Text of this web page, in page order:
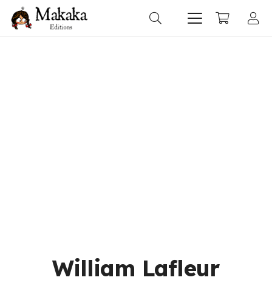
William Lafleur